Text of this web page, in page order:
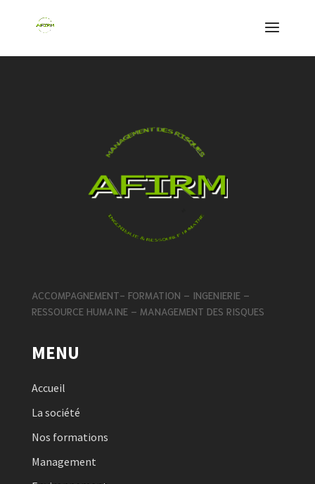
ACCOMPAGNEMENT- FORMATION – INGENIERIE –
RESSOURCE HUMAINE – MANAGEMENT DES RISQUES
MENU
Accueil
La société
Nos formations
Management